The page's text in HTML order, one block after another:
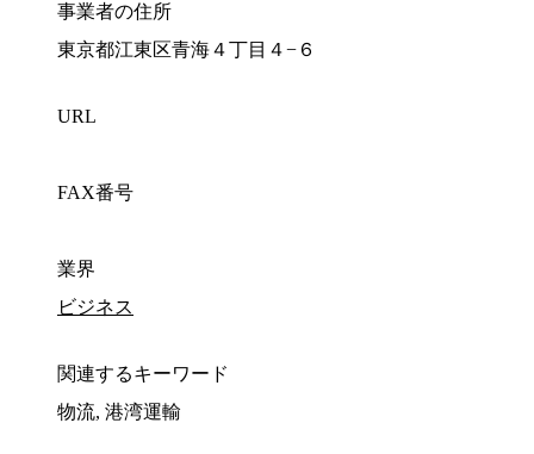
事業者の住所
東京都江東区青海４丁目４−６
URL
FAX番号
業界
ビジネス
関連するキーワード
物流, 港湾運輸